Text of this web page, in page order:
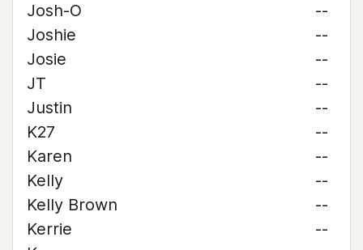
Josh-O
--
Joshie
--
Josie
--
JT
--
Justin
--
K27
--
Karen
--
Kelly
--
Kelly Brown
--
Kerrie
--